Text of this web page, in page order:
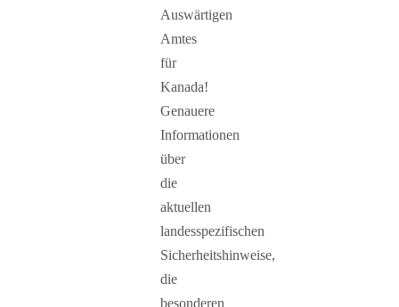
Auswärtigen
Amtes
für
Kanada!
Genauere
Informationen
über
die
aktuellen
landesspezifischen
Sicherheitshinweise,
die
besonderen